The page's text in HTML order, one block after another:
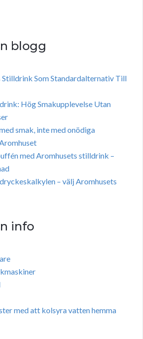
blogg
Stilldrink Som Standardalternativ Till
Hög Smakupplevelse Utan
smak, inte med onödiga
med Aromhusets stilldrink –
– välj Aromhusets
info
med att kolsyra vatten hemma